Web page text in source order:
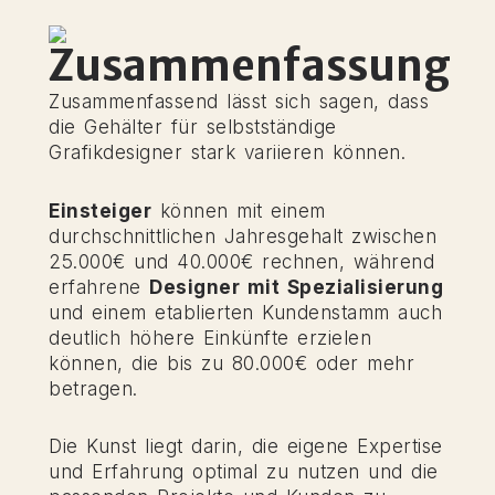
Zusammenfassend lässt sich sagen, dass
die Gehälter für selbstständige
Grafikdesigner stark variieren können.
Einsteiger können mit einem
durchschnittlichen Jahresgehalt zwischen
25.000€ und 40.000€ rechnen, während
erfahrene Designer mit Spezialisierung
und einem etablierten Kundenstamm auch
deutlich höhere Einkünfte erzielen
können, die bis zu 80.000€ oder mehr
betragen.
Die Kunst liegt darin, die eigene Expertise
und Erfahrung optimal zu nutzen und die